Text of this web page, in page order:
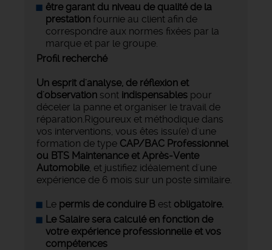
être garant du niveau de qualité de la
prestation fournie au client afin de
correspondre aux normes fixées par la
marque et par le groupe.
Profil recherché
Un esprit d'analyse, de réflexion et
d'observation sont indispensables pour
déceler la panne et organiser le travail de
réparation.Rigoureux et méthodique dans
vos interventions, vous êtes issu(e) d'une
formation de type CAP/BAC Professionnel
ou BTS Maintenance et Après-Vente
Automobile, et justifiez idéalement d'une
expérience de 6 mois sur un poste similaire.
Le permis de conduire B est obligatoire.
Le Salaire sera calculé en fonction de
votre expérience professionnelle et vos
compétences